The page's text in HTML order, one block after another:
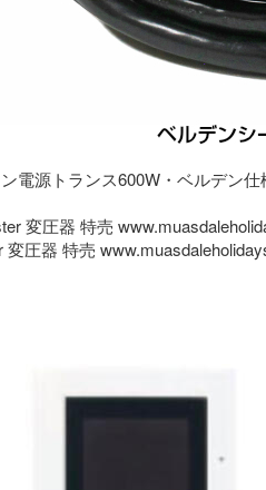
電源トランス600W・ベルデン仕
圧器 特売